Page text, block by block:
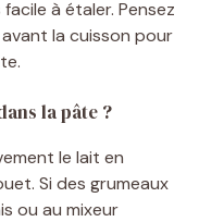
à étaler. Pensez
la cuisson pour
la pâte ?
le lait en
Si des grumeaux
ou au mixeur